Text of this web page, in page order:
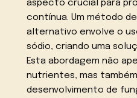
aspecto crucial para
contínua. Um método
alternativo envolve o
sódio, criando uma
Esta abordagem não
nutrientes, mas
desenvolvimento de